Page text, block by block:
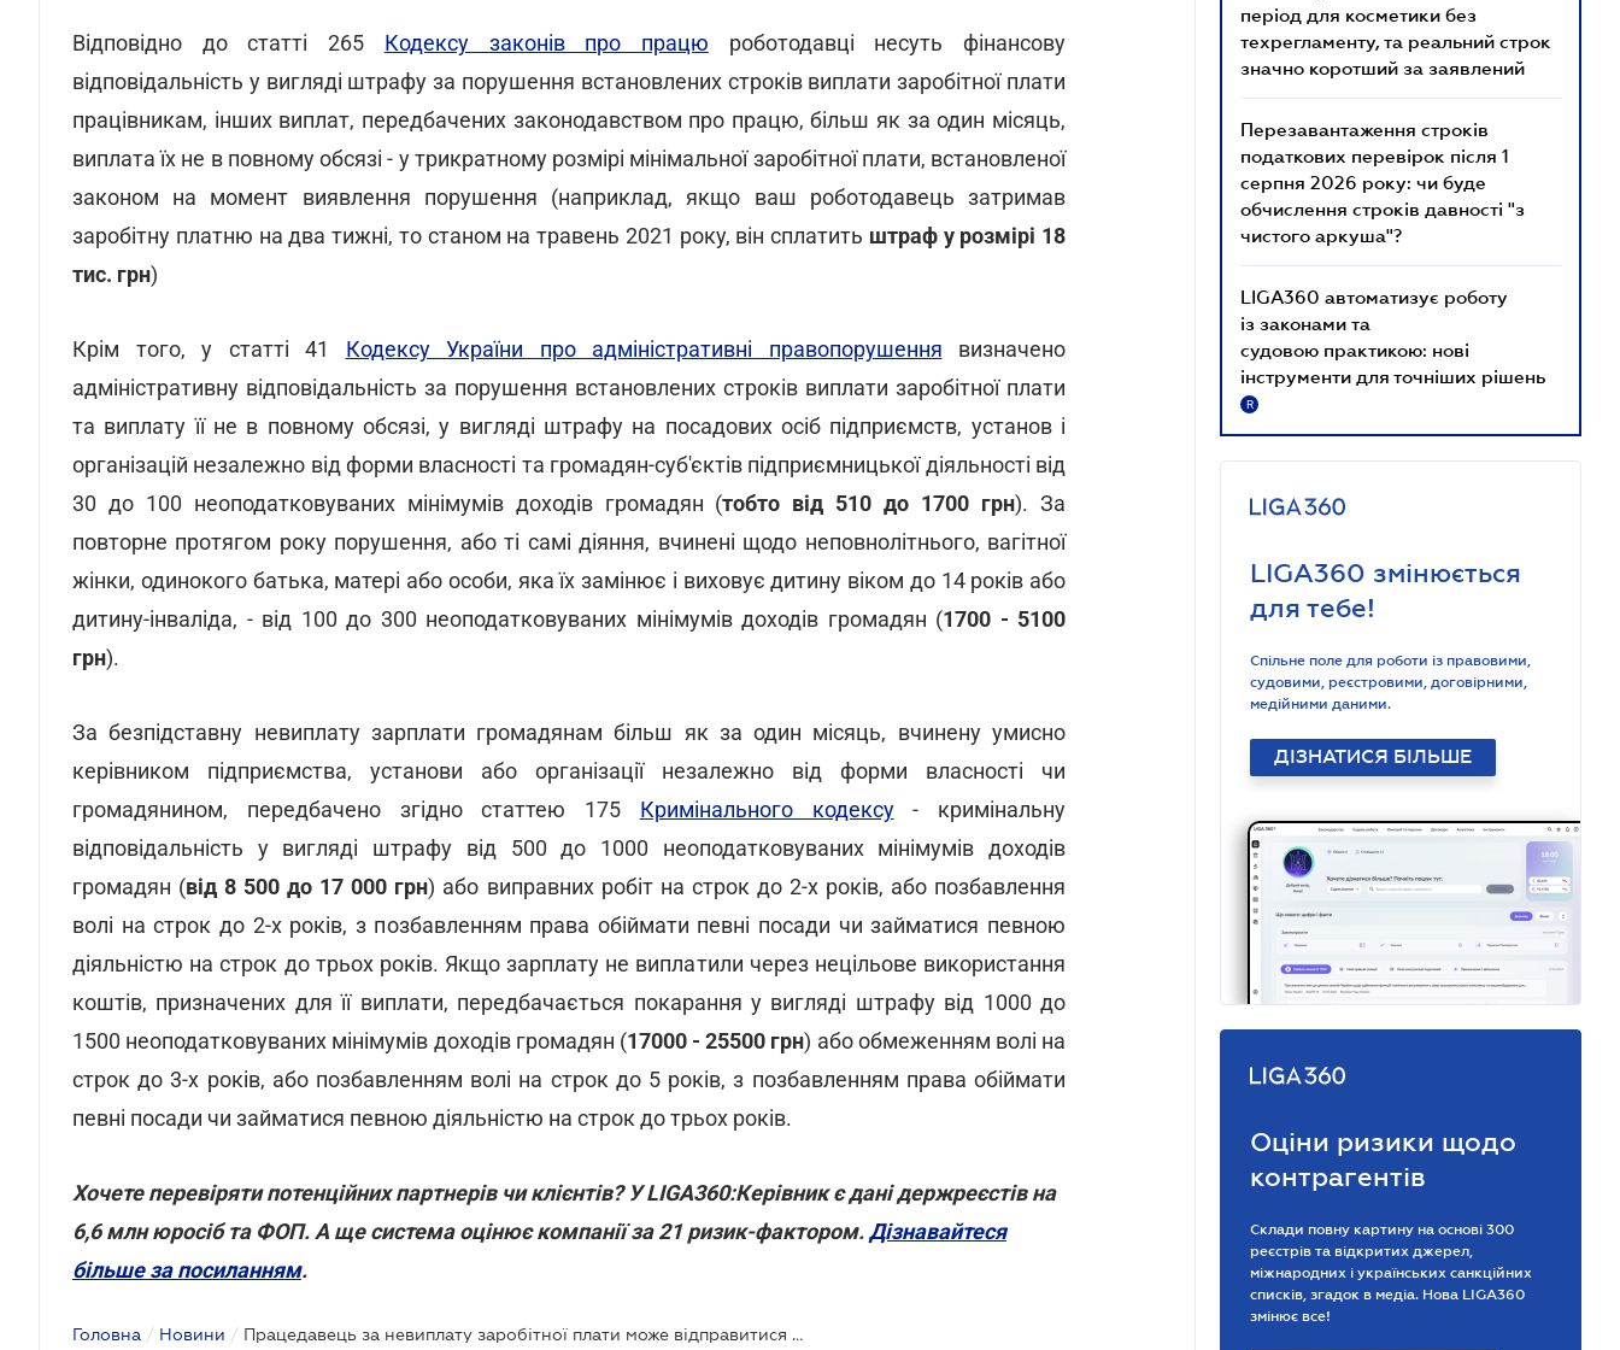
Відповідно до статті 265 Кодексу законів про працю роботодавці несуть фінансову
відповідальність у вигляді штрафу за порушення встановлених строків виплати заробітної плати
працівникам, інших виплат, передбачених законодавством про працю, більш як за один місяць,
виплата їх не в повному обсязі - у трикратному розмірі мінімальної заробітної плати, встановленої
законом на момент виявлення порушення (наприклад, якщо ваш роботодавець затримав
заробітну платню на два тижні, то станом на травень 2021 року, він сплатить штраф у розмірі 18
тис. грн)
Крім того, у статті 41 Кодексу України про адміністративні правопорушення визначено
адміністративну відповідальність за порушення встановлених строків виплати заробітної плати
та виплату її не в повному обсязі, у вигляді штрафу на посадових осіб підприємств, установ і
організацій незалежно від форми власності та громадян-суб'єктів підприємницької діяльності від
30 до 100 неоподатковуваних мінімумів доходів громадян (тобто від 510 до 1700 грн). За
повторне протягом року порушення, або ті самі діяння, вчинені щодо неповнолітнього, вагітної
жінки, одинокого батька, матері або особи, яка їх замінює і виховує дитину віком до 14 років або
дитину-інваліда, - від 100 до 300 неоподатковуваних мінімумів доходів громадян (1700 - 5100
грн).
За безпідставну невиплату зарплати громадянам більш як за один місяць, вчинену умисно
керівником підприємства, установи або організації незалежно від форми власності чи
громадянином, передбачено згідно статтею 175 Кримінального кодексу- кримінальну
відповідальність у вигляді штрафу від 500 до 1000 неоподатковуваних мінімумів доходів
громадян (від 8 500 до 17 000 грн) або виправних робіт на строк до 2-х років, або позбавлення
волі на строк до 2-х років, з позбавленням права обіймати певні посади чи займатися певною
діяльністю на строк до трьох років. Якщо зарплату не виплатили через нецільове використання
коштів, призначених для її виплати, передбачається покарання у вигляді штрафу від 1000 до
1500 неоподатковуваних мінімумів доходів громадян (17000 - 25500 грн) або обмеженням волі на
строк до 3-х років, або позбавленням волі на строк до 5 років, з позбавленням права обіймати
певні посади чи займатися певною діяльністю на строк до трьох років.
Хочете перевіряти потенційних партнерів чи клієнтів? У LIGA360:Керівник є дані держреєстів на
6,6 млн юросіб та ФОП. А ще система оцінює компанії за 21 ризик-фактором.Дізнавайтеся
більше за посиланням.
Головна / Новини / Працедавець за невиплату заробітної плати може відправитися за грати
період для косметики без
техрегламенту, та реальний строк
значно коротший за заявлений
Перезавантаження строків
податкових перевірок після 1
серпня 2026 року: чи буде
обчислення строків давності "з
чистого аркуша"?
LIGA360 автоматизує роботу
із законами та
судовою практикою: нові
інструменти для точніших рішень
R
LIGA360 змінюється
для тебе!
Спільне поле для роботи із правовими,
судовими, реєстровими, договірними,
медійними даними.
ДІЗНАТИСЯ БІЛЬШЕ
Оціни ризики щодо
контрагентів
Склади повну картину на основі 300
реєстрів та відкритих джерел,
міжнародних і українських санкційних
списків, згадок в медіа. Нова LIGA360
змінює все!